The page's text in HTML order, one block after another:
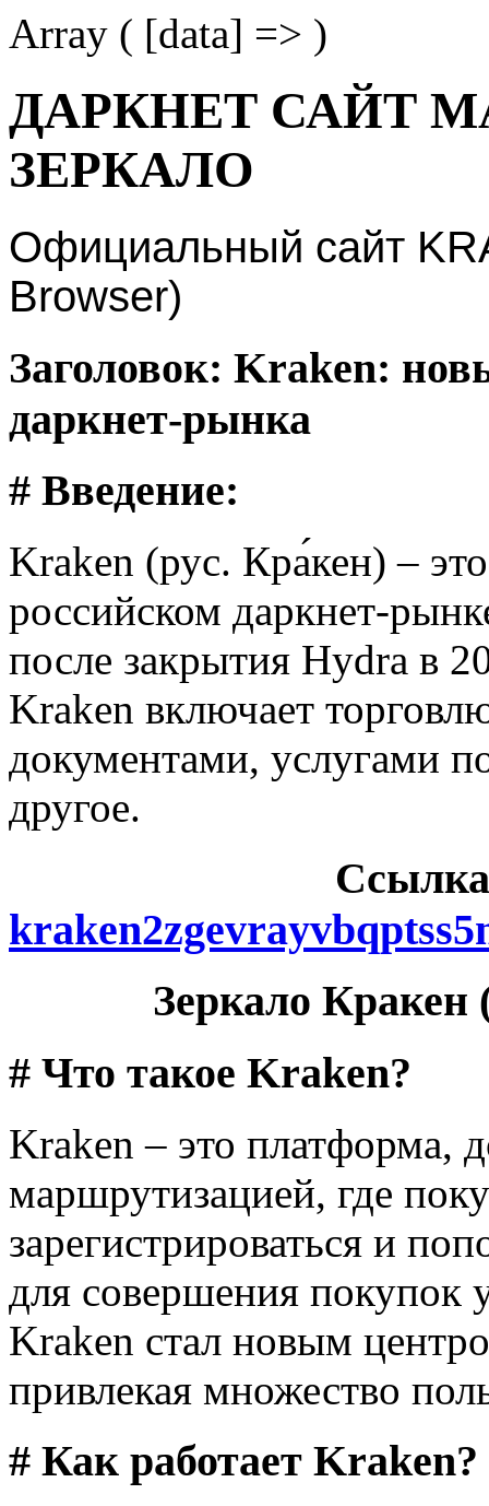
Array ( [data] => )
ДАРКНЕТ САЙТ
ЗЕРКАЛО
Официальный сайт
Browser)
Заголовок: Kraken:
даркнет-рынка
# Введение:
Kraken (рус. Кра́кен) –
российском даркнет-
после закрытия Hydra в
Kraken включает
документами, услугами
другое.
Зеркало Кракен
# Что такое Kraken?
Kraken – это платформа,
маршрутизацией, где
зарегистрироваться и
для совершения покупок
Kraken стал новым
привлекая множество
# Как работает Kraken?